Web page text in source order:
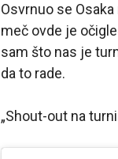
Osvrnuo se
meč ovde je
sam što nas je
da to rade.
„Shout-out na